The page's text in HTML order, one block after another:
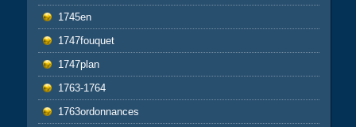
1745en
1747fouquet
1747plan
1763-1764
1763ordonnances